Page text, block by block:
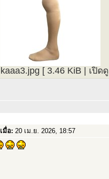
kaaa3.jpg [ 3.46 KiB | เปิด
เมื่อ: 20 เม.ย. 2026, 18:57